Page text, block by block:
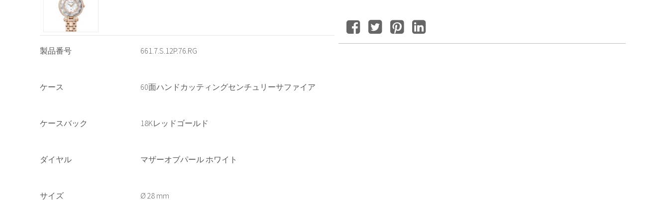
製品番号 661.7.S.12P.76.RG
ケース 60面ハンドカッティングセンチュリーサファイア
ケースバック 18Kレッドゴールド
ダイヤル マザーオブパール ホワイト
サイズ 28 mm